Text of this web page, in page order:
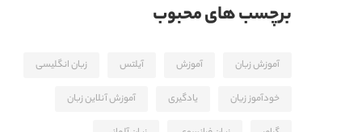
برچسب های محبوب
آموزش زبان آموزش آیلتس زبان انگلیسی
خودآموز زیان یادگیری آموزش آنلاین زبان